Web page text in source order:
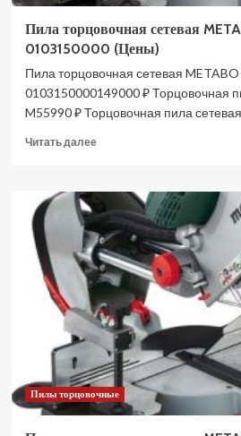
Пила торцовочная сетевая
0103150000 (Цены)
Пила торцовочная сетевая
0103150000149000 ₽ Торцовочная
M55990 ₽ Торцовочная пила
Читать далееПрочитать
Пила
торцовочная
сетевая
METABO
KGS
315
0103150000
(Цены)
Пилы торцовочные